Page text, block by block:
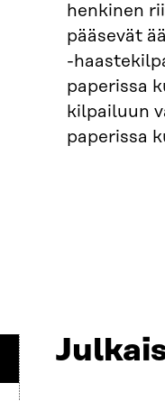
henkinen
pääsevät
-
paperissa
kilpailuun
paperissa